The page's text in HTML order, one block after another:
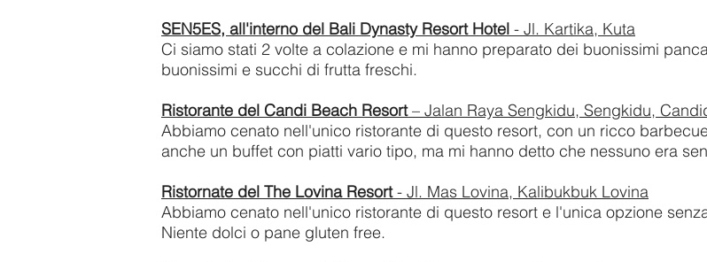
SEN5ES, all'interno del Bali Dynasty Resort Hotel - Jl. Kartika, Kuta
Ci siamo stati 2 volte a colazione e mi hanno preparato dei buonissimi
buonissimi e succhi di frutta freschi.
Ristorante del Candi Beach Resort– Jalan Raya Sengkidu, Sengkidu,
Abbiamo cenato nell'unico ristorante di questo resort, con un ricco
anche un buffet con piatti vario tipo, ma mi hanno detto che nessuno era
Ristornate del The Lovina Resort- Jl. Mas Lovina, Kalibukbuk Lovina
Abbiamo cenato nell'unico ristorante di questo resort e l'unica opzione
Niente dolci o pane gluten free.